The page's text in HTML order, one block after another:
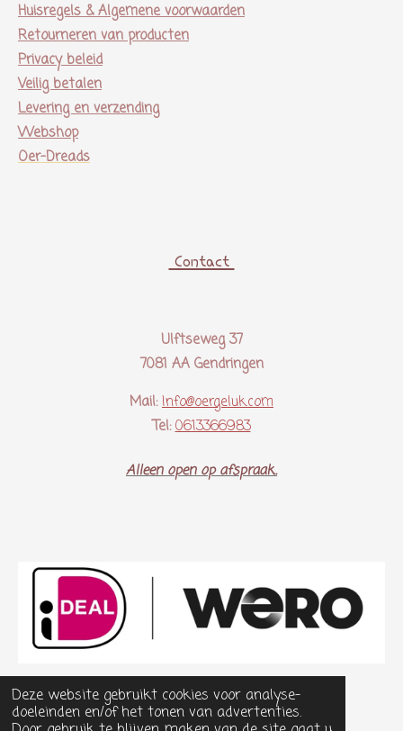
Deze website gebruikt cookies voor analyse-
doeleinden en/of het tonen van advertenties.
Huisregels & Algemene voorwaarden
Retourneren van producten
Privacy beleid
Veilig betalen
Levering en verzending
Webshop
Oer-Dreads
Contact
Ulftseweg 37
7081 AA Gendringen
Mail: Info@oergeluk.com
Tel: 0613366983
Alleen open op afspraak..